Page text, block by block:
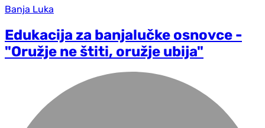
Banja Luka
Edukacija za banjalučke osnovce -
"Oružje ne štiti, oružje ubija"